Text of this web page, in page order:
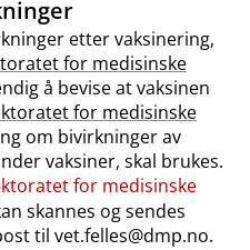
etter vaksinering,
for medisinske
å bevise at vaksinen
for medisinske
om bivirkninger av
vaksiner, skal brukes.
for medisinske
skannes og sendes
til vet.felles@dmp.no.